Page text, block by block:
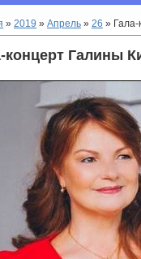
» 2019 » Апрель » 26 »
концерт Галины